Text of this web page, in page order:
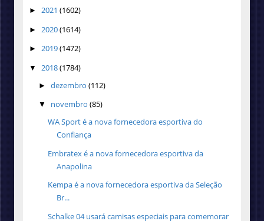
► 2021 (1602)
► 2020(1614)
► 2019(1472)
▼ 2018(1784)
► dezembro (112)
▼ novembro (85)
WA Sport é a nova fornecedora esportiva do
Confiança
Embratex é a nova fornecedora esportiva da
Anapolina
Kempa é a nova fornecedora esportiva da Seleção
Br...
Schalke 04 usará camisas especiais para comemorar